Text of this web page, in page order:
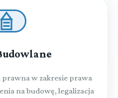
prawna w zakresie prawa
na budowę, legalizacja